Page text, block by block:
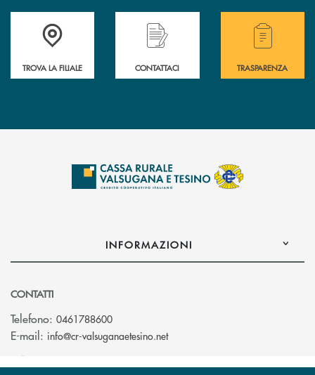
Accedi all' elenco completo delle filiali .
TROVA LA FILIALE
Hai bisogno di assistenza immediata?
CONTATTACI
Hai bisogno di
TRASPARENZA
INFORMAZIONI
CONTATTI
Telefono: 0461788600
E-mail: info@cr-valsuganaetesino.net(si apre l’app di posta